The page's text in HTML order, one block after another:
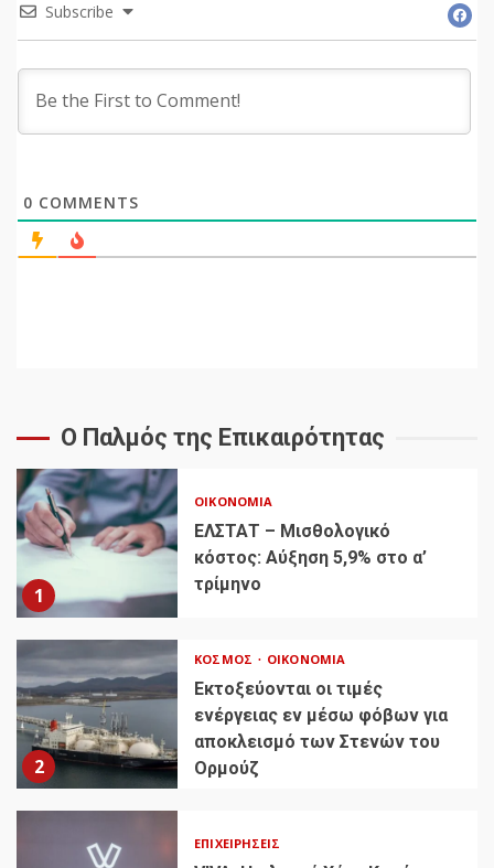
Subscribe
0 COMMENTS
Ο Παλμός της Επικαιρότητας
1
ΟΙΚΟΝΟΜΊΑ
ΕΛΣΤΑΤ – Μισθολογικό
κόστος: Αύξηση 5,9% στο α’
τρίμηνο
2
ΚΌΣΜΟΣ ΟΙΚΟΝΟΜΊΑ
Εκτοξεύονται οι τιμές
ενέργειας εν μέσω φόβων για
αποκλεισμό των Στενών του
Ορμούζ
ΕΠΙΧΕΙΡΉΣΕΙΣ